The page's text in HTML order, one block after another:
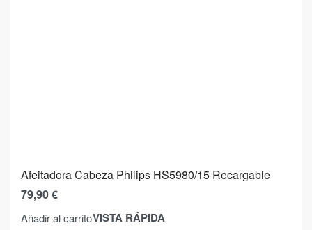
Afeitadora Cabeza Philips HS5980/15 Recargable
79,90€
Añadir al carritoVISTA RÁPIDA